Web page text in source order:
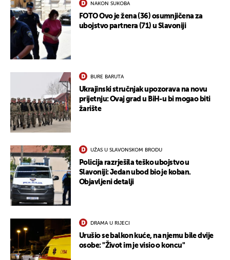
NAKON SUKOBA
FOTO Ovo je žena (36) osumnjičena za
ubojstvo partnera (71) u Slavoniji
BURE BARUTA
Ukrajinski stručnjak upozorava na novu
prijetnju: Ovaj grad u BiH-u bi mogao biti
žarište
UŽAS U SLAVONSKOM BRODU
Policija razrješila teško ubojstvo u
Slavoniji: Jedan ubod bio je koban.
Objavljeni detalji
DRAMA U RIJECI
Urušio se balkon kuće, na njemu bile dvije
osobe: "Život im je visio o koncu"